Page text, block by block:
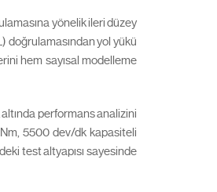
yönelik ileri düzey
doğrulamasından yol yükü
hem sayısal modelleme
performans analizini
5500 dev/dk kapasiteli
test altyapısı sayesinde